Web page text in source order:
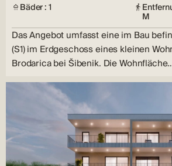
Bäder : 1
M
Das Angebot umfasst eine im Bau
(S1) im Erdgeschoss eines kleinen
Brodarica bei Šibenik. Die